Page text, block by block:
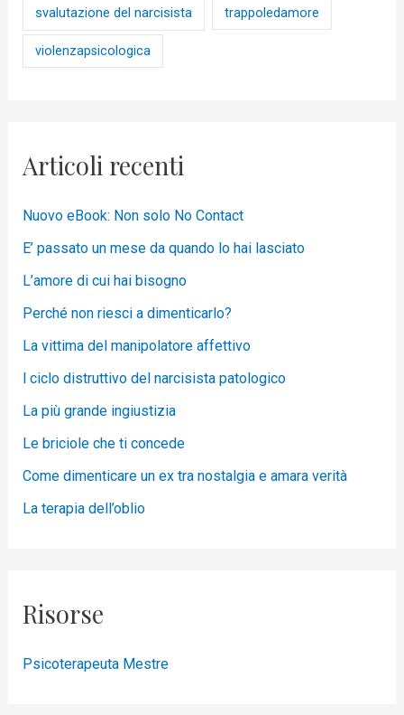
svalutazione del narcisista trappoledamore
violenzapsicologica
Articoli recenti
Nuovo eBook: Non solo No Contact
E’ passato un mese da quando lo hai lasciato
L’amore di cui hai bisogno
Perché non riesci a dimenticarlo?
La vittima del manipolatore affettivo
l ciclo distruttivo del narcisista patologico
La più grande ingiustizia
Le briciole che ti concede
Come dimenticare un ex tra nostalgia e amara verità
La terapia dell’oblio
Risorse
Psicoterapeuta Mestre